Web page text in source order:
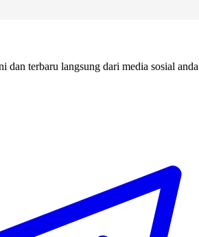
dan terbaru langsung dari media sosial anda